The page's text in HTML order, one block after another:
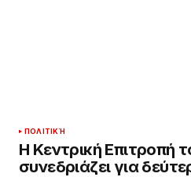
ΠΟΛΙΤΙΚΉ
Η Κεντρική Επιτροπή
συνεδριάζει για